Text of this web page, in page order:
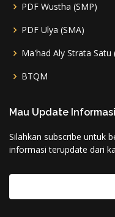
PDF Wustha (SMP)
PDF Ulya (SMA)
Ma'had Aly Strata Satu
BTQM
Mau Update
Silahkan subscribe untuk
informasi terupdate dari